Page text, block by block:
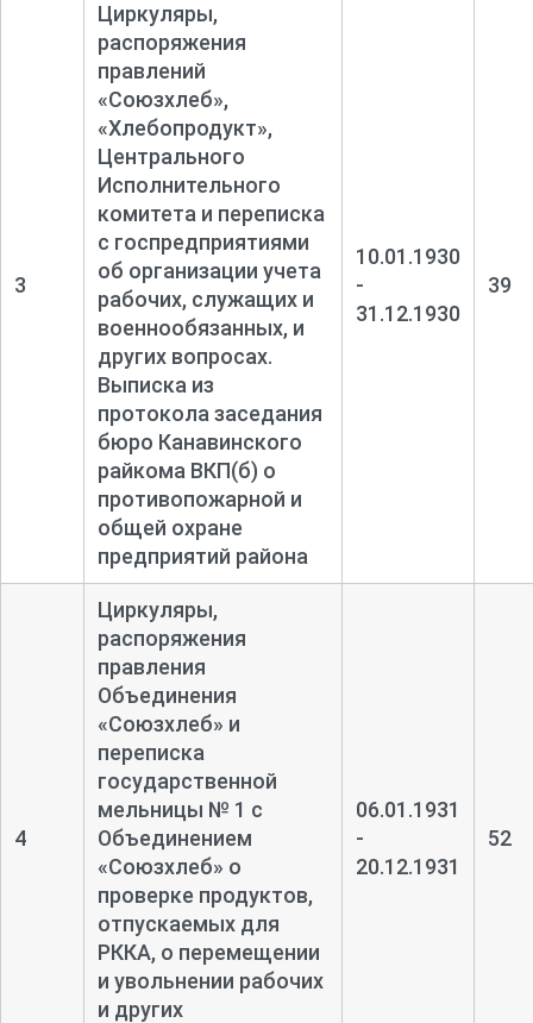
3
Циркуляры,
распоряжения
правлений
«Союзхлеб»,
«Хлебопродукт»,
Центрального
Исполнительного
комитета и переписка
с госпредприятиями
об организации учета
рабочих, служащих и
военнообязанных, и
других вопросах.
Выписка из
протокола заседания
бюро Канавинского
райкома ВКП(б) о
противопожарной и
общей охране
предприятий района
10.01.1930
-
31.12.1930
39
4
Циркуляры,
распоряжения
правления
Объединения
«Союзхлеб» и
переписка
государственной
мельницы № 1 с
Объединением
«Союзхлеб» о
проверке продуктов,
отпускаемых для
РККА, о перемещении
и увольнении рабочих
и других
06.01.1931
-
20.12.1931
52